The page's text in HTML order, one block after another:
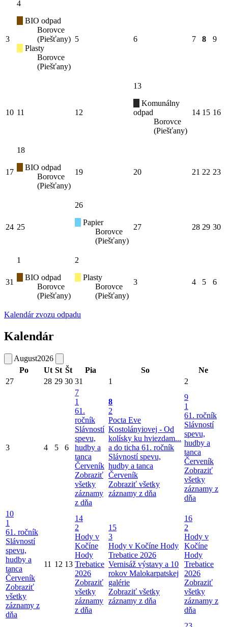
3
4
BIO odpad
Borovce
(Piešťany)
Plasty
Borovce
(Piešťany)
5 6 7 8 9
10 11 12
13
Komunálny
odpad
Borovce
(Piešťany)
14 15 16
17
18
BIO odpad
Borovce
(Piešťany)
19 20 21 22 23
24 25
26
Papier
Borovce
(Piešťany)
27 28 29 30
31
1
BIO odpad
Borovce
(Piešťany)
2
Plasty
Borovce
(Piešťany)
3 4 5 6
Kalendár zvozu odpadu
Kalendár
August2026
Po
Ut St Št Pia So
Ne
27
28 29 30 31 1 2
3 4 5 6
7
1
61.
ročník
Slávností
spevu,
hudby a
tanca
Červeník
Zobraziť
všetky
záznamy
z dňa
8
2
Pocta Eve
Kostolányiovej - Od
kolísky ku hviezdam...
a do ticha 61. ročník
Slávností spevu,
hudby a tanca
Červeník
Zobraziť všetky
záznamy z dňa
9
1
61. ročník
Slávností
spevu,
hudby a
tanca
Červeník
Zobraziť
všetky
záznamy z
dňa
10
1
61. ročník
Slávností
spevu,
hudby a
tanca
Červeník
Zobraziť
všetky
záznamy z
dňa
11 12 13
14
2
Hody v
Kočíne
Hody
Trebatice
2026
Zobraziť
všetky
záznamy
z dňa
15
3
Hody v Kočíne Hody
Trebatice 2026
Vernisáž výstavy a 10
rokov Malokarpatskej
galérie
Zobraziť všetky
záznamy z dňa
16
2
Hody v
Kočíne
Hody
Trebatice
2026
Zobraziť
všetky
záznamy z
dňa